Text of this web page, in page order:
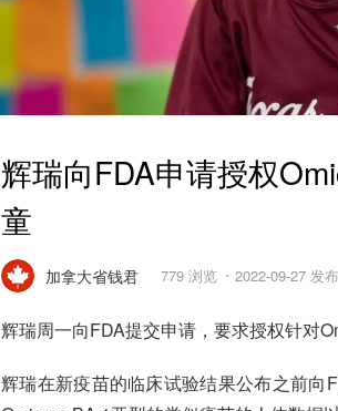
辉瑞向FDA申请授权
童
加拿大省钱君 779 浏览 2022-09-27 发布
辉瑞周一向FDA提交申请，要求授权针对
辉瑞在新疫苗的临床试验结果公布之前